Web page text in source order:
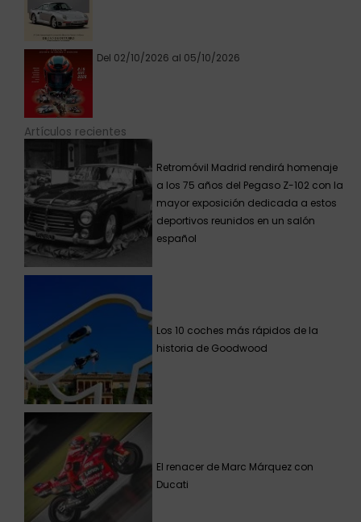
Del 02/10/2026 al 05/10/2026
Artículos recientes
Retromóvil Madrid rendirá homenaje
a los 75 años del Pegaso Z-102 con la
mayor exposición dedicada a estos
deportivos reunidos en un salón
español
Los 10 coches más rápidos de la
historia de Goodwood
El renacer de Marc Márquez con
Ducati